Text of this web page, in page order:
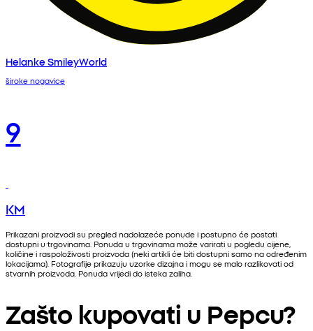
Helanke SmileyWorld
široke nogavice
9
KM
Prikazani proizvodi su pregled nadolazeće ponude i postupno će postati
dostupni u trgovinama. Ponuda u trgovinama može varirati u pogledu cijene,
količine i raspoloživosti proizvoda (neki artikli će biti dostupni samo na određenim
lokacijama). Fotografije prikazuju uzorke dizajna i mogu se malo razlikovati od
stvarnih proizvoda. Ponuda vrijedi do isteka zaliha.
Zašto kupovati u Pepcu?